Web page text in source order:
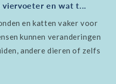
viervoeter en wat t...
en katten vaker voor
kunnen veranderingen
andere dieren of zelfs